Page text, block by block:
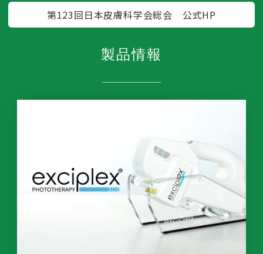
第123回日本皮膚科学会総会 公式HP
製品情報